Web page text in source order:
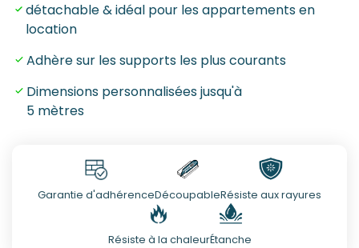
détachable & idéal pour les appartements en
location
Adhère sur les supports les plus courants
Dimensions personnalisées jusqu'à
5 mètres
Garantie d'adhérenceDécoupableRésiste aux rayures
Résiste à la chaleurÉtanche